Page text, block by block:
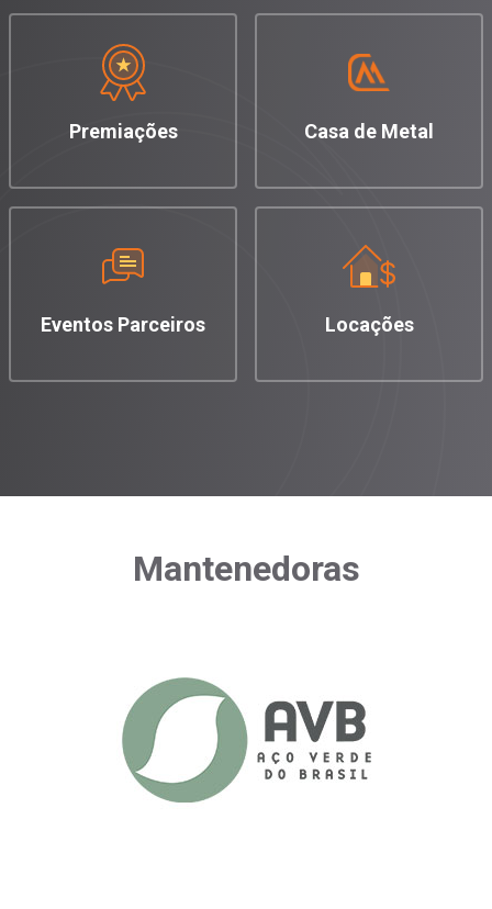
Locações
Premiações Casa de Metal
Eventos Parceiros
Mantenedoras